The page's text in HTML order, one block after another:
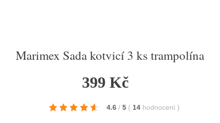
Marimex Sada kotvicí 3 ks trampolína
399 Kč
4.6 / 5 ( 14 hodnocení )